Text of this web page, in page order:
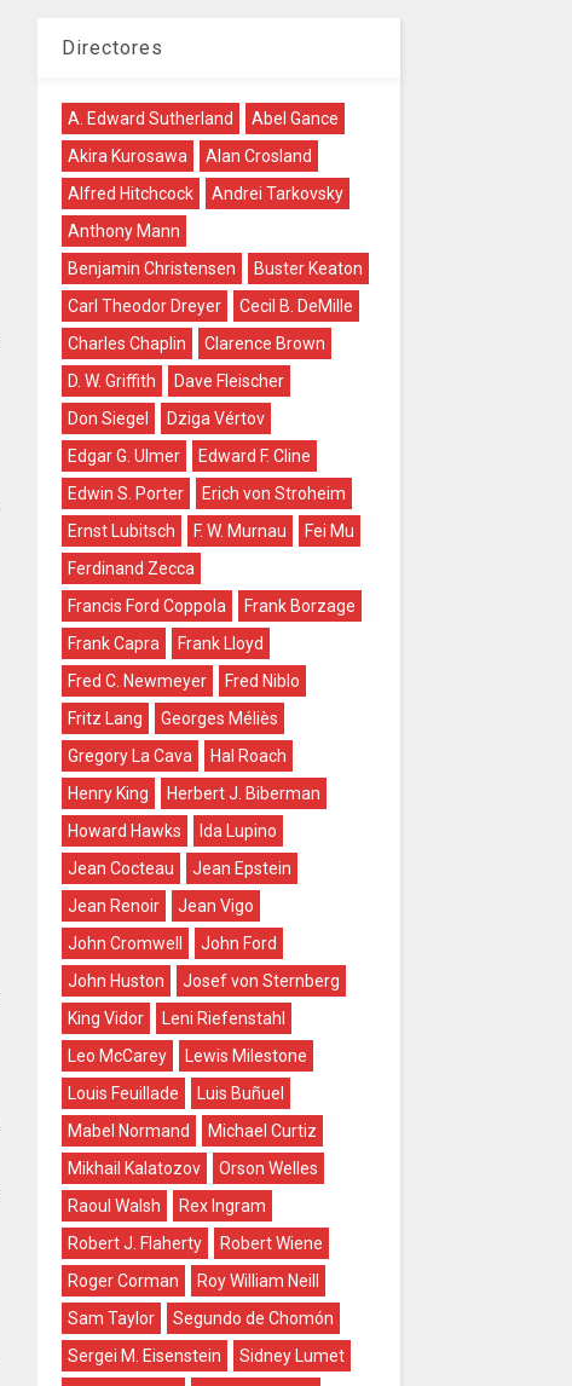
Directores
A. Edward Sutherland
Abel Gance
Akira Kurosawa
Alan Crosland
Alfred Hitchcock
Andrei Tarkovsky
Anthony Mann
Benjamin Christensen
Buster Keaton
Carl Theodor Dreyer
Cecil B. DeMille
Charles Chaplin
Clarence Brown
D. W. Griffith
Dave Fleischer
Don Siegel
Dziga Vértov
Edgar G. Ulmer
Edward F. Cline
Edwin S. Porter
Erich von Stroheim
Ernst Lubitsch
F. W. Murnau
Fei Mu
Ferdinand Zecca
Francis Ford Coppola
Frank Borzage
Frank Capra
Frank Lloyd
Fred C. Newmeyer
Fred Niblo
Fritz Lang
Georges Méliès
Gregory La Cava
Hal Roach
Henry King
Herbert J. Biberman
Howard Hawks
Ida Lupino
Jean Cocteau
Jean Epstein
Jean Renoir
Jean Vigo
John Cromwell
John Ford
John Huston
Josef von Sternberg
King Vidor
Leni Riefenstahl
Leo McCarey
Lewis Milestone
Louis Feuillade
Luis Buñuel
Mabel Normand
Michael Curtiz
Mikhail Kalatozov
Orson Welles
Raoul Walsh
Rex Ingram
Robert J. Flaherty
Robert Wiene
Roger Corman
Roy William Neill
Sam Taylor
Segundo de Chomón
Sergei M. Eisenstein
Sidney Lumet